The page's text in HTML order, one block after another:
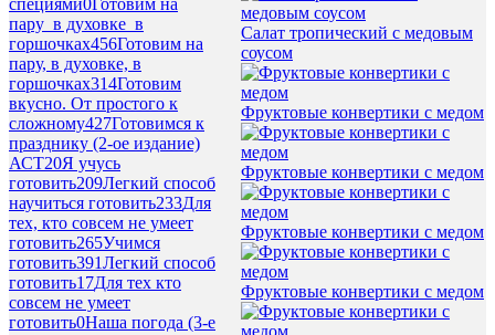
специями0Готовим на
пару_в духовке_в
горшочках456Готовим на
пару, в духовке, в
горшочках314Готовим
вкусно. От простого к
сложному427Готовимся к
празднику (2-ое издание)
АСТ20Я учусь
готовить209Легкий способ
научиться готовить233Для
тех, кто совсем не умеет
готовить265Учимся
готовить391Легкий способ
готовить17Для тех кто
совсем не умеет
готовить0Наша погода (3-е
Салат тропический с медовым
соусом
Фруктовые конвертики с медом
Фруктовые конвертики с медом
Фруктовые конвертики с медом
Фруктовые конвертики с медом